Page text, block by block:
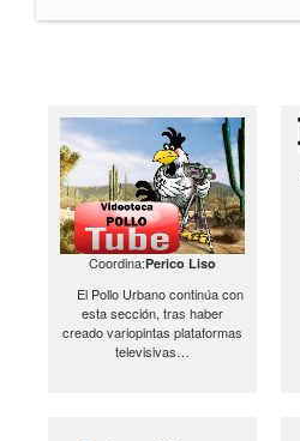
Coordina:Perico Liso
El Pollo Urbano continúa con
esta sección, tras haber
creado variopintas plataformas
televisivas…